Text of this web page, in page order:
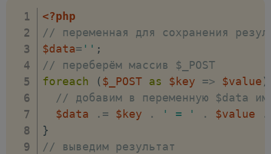
      $data
}
      $data
$ .
// для отправки данных будем
//   url - адрес скрипта, с
//   type - метод отправки
//   data - данные, которые
<?php
// переменная для сохранения
$data= '' ;
// переберём массив $_POST
foreach
($_POST as $key => $value)
// добавим в переменную $data
$data
.= $key . ' = ' . $value
.
}
// выведим результат